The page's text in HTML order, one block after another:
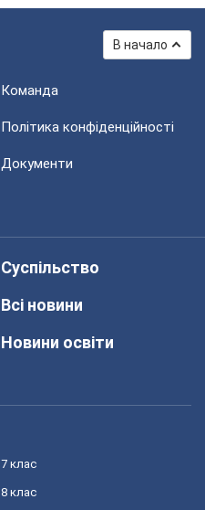
В начало
Команда
Політика конфіденційності
Документи
Суспільство
Всі новини
Новини освіти
7 клас
8 клас